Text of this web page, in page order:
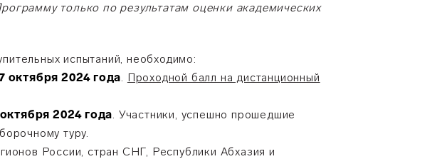
только по результатам оценки академических
испытаний, необходимо:
октября 2024 года. Проходной балл на дистанционный
2024 года. Участники, успешно прошедшие
туру.
России, стран СНГ, Республики Абхазия и